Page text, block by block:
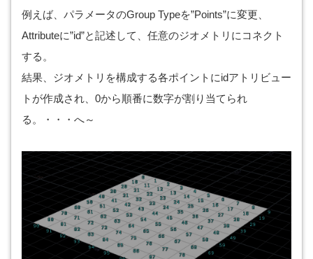
例えば、パラメータのGroup Typeを”Points”に変更、
Attributeに”id”と記述して、任意のジオメトリにコネクト
する。
結果、ジオメトリを構成する各ポイントにidアトリビュー
トが作成され、0から順番に数字が割り当てられ
る。・・・へ～